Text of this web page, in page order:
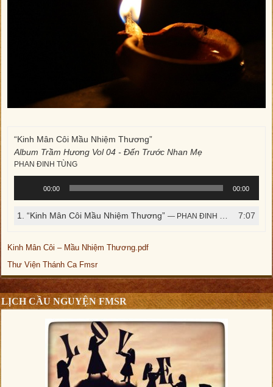
“Kinh Mân Côi Mầu Nhiệm Thương”
Album Trầm Hương Vol 04 - Đến Trước Nhan Mẹ
PHAN ĐINH TÙNG
thanh
00:00 00:00
1.“Kinh Mân Côi Mầu Nhiệm Thương”— PHAN ĐINH TÙNG 7:07
Kinh Mân Côi – Mầu Nhiệm Thương.pdf
Thư Viện Thánh Ca Fmsr
LỊCH CẦU NGUYỆN FMSR